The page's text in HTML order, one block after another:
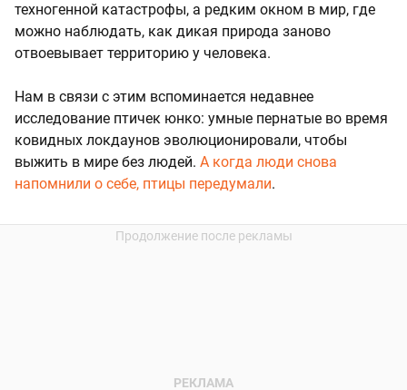
техногенной катастрофы, а редким окном в мир, где
можно наблюдать, как дикая природа заново
отвоевывает территорию у человека.
Нам в связи с этим вспоминается недавнее
исследование птичек юнко: умные пернатые во время
ковидных локдаунов эволюционировали, чтобы
выжить в мире без людей. А когда люди снова
напомнили о себе, птицы передумали.